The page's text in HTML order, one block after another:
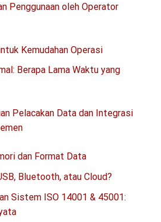
Penggunaan oleh Operator
Kemudahan Operasi
Berapa Lama Waktu yang
Pelacakan Data dan Integrasi
dan Format Data
Bluetooth, atau Cloud?
Sistem ISO 14001 & 45001: